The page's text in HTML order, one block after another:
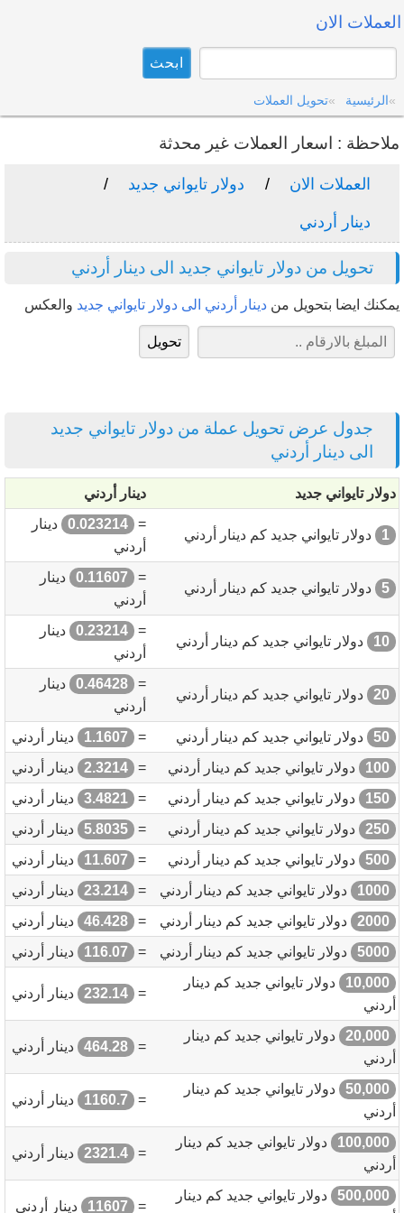
العملات الان
الرئيسية تحويل العملات
ملاحظة : اسعار العملات غير محدثة
العملات الان دولار تايواني جديد
دينار أردني
تحويل من دولار تايواني جديد الى دينار أردني
يمكنك ايضا بتحويل من دينار أردني الى دولار تايواني جديد والعكس
جدول عرض تحويل عملة من دولار تايواني جديد
الى دينار أردني
دولار تايواني جديد دينار أردني
1 دولار تايواني جديد كم دينار أردني
=
0.023214
دينار
أردني
5 دولار تايواني جديد كم دينار أردني
=
0.11607
دينار
أردني
10 دولار تايواني جديد كم دينار أردني
=
0.23214
دينار
أردني
20 دولار تايواني جديد كم دينار أردني
=
0.46428
دينار
أردني
50
دولار تايواني جديد كم دينار أردني =
1.1607
دينار أردني
100
دولار تايواني جديد كم دينار أردني =
2.3214
دينار أردني
150
دولار تايواني جديد كم دينار أردني =
3.4821
دينار أردني
250
دولار تايواني جديد كم دينار أردني =
5.8035
دينار أردني
500
دولار تايواني جديد كم دينار أردني =
11.607
دينار أردني
1000
دولار تايواني جديد كم دينار أردني =
23.214
دينار أردني
2000
دولار تايواني جديد كم دينار أردني =
46.428
دينار أردني
5000
دولار تايواني جديد كم دينار أردني =
116.07
دينار أردني
10,000
دولار تايواني جديد كم دينار
أردني
=
232.14 دينار أردني
20,000
دولار تايواني جديد كم دينار
أردني
=
464.28 دينار أردني
50,000
دولار تايواني جديد كم دينار
أردني
=
1160.7 دينار أردني
100,000
دولار تايواني جديد كم دينار
أردني
=
2321.4 دينار أردني
500,000
دولار تايواني جديد كم دينار
=
11607 دينار أردني